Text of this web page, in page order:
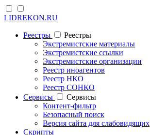
LIDREKON.RU
Реестры
Реестры
Экстремистские материалы
Экстремистские ссылки
Экстремистские организации
Реестр иноагентов
Реестр НКО
Реестр СОНКО
Cервисы
Cервисы
Контент-фильтр
Безопасный поиск
Версия сайта для слабовидящих
Скрипты